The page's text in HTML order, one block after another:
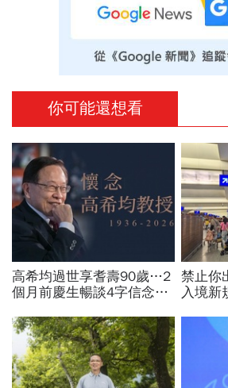
你可能還想看
高希均過世享耆壽90歲…2
個月前慶生暢談4字信念，
福、一切靠自己爭氣
禁止你
入境新
職業